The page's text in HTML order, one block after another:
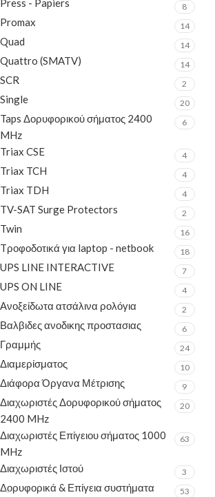
Press - Papiers 8
Promax 14
Quad 14
Quattro (SMATV) 14
SCR 2
Single 20
Taps Δορυφορικού σήματος 2400
MHz
6
Triax CSE 4
Triax TCH 4
Triax TDH 4
TV-SAT Surge Protectors 2
Twin 16
Tροφοδοτικά για laptop - netbook 18
UPS LINE INTERACTIVE 7
UPS ON LINE 4
Ανοξείδωτα ατσάλινα ρολόγια 2
Βαλβιδες ανοδικης προστασιας 6
Γραμμής 24
Διαμερίσματος 10
Διάφορα Όργανα Μέτρισης 9
Διαχωριστές Δορυφορικού σήματος
2400 MHz
20
Διαχωριστές Επίγειου σήματος 1000
MHz
63
Διαχωριστές Ιστού 3
Δορυφορικά & Επίγεια συστήματα 53